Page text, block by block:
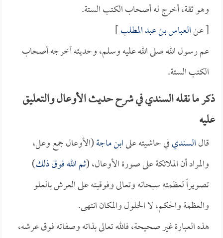
وهو ثقة، أخرج له أصحاب الكتب الستة.
[ عنالعباس بن عبد المطلب]
عم رسول الله صلى الله عليه وسلم، وحديثه أخرجه أصحاب
الكتب الستة.
ذكر ما نقله السندي في شرح حديث الأوعال والتعليق
عليه
قالالسنديفي حاشيته علىابن ماجة(الأوعال جمع وعل،
والمراد أن الملائكة على صورة الأوعال، (ثم الله فوق ذلك)
تصويراً لعظمته سبحانه وتعالى وفوقيته على العرش بالعلو
والعظمة والحكم، لا الحلول والمكان انتهى.
هذه العبارة غير صحيحة، فالله تعالى بذاته وصفاته فوق عرشه،